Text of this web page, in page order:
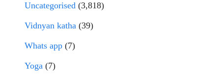
Uncategorised (3,818)
Vidnyan katha (39)
Whats app (7)
Yoga (7)